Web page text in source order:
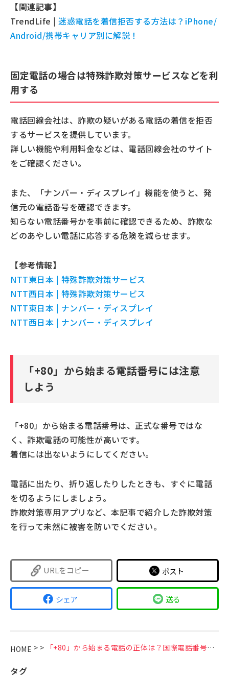
【関連記事】
TrendLife | 迷惑電話を着信拒否する方法は？iPhone/
Android/携帯キャリア別に解説！
固定電話の場合は特殊詐欺対策サービスなどを利
用する
電話回線会社は、詐欺の疑いがある電話の着信を拒否
するサービスを提供しています。
詳しい機能や利用料金などは、電話回線会社のサイト
をご確認ください。
また、「ナンバー・ディスプレイ」機能を使うと、発
信元の電話番号を確認できます。
知らない電話番号かを事前に確認できるため、詐欺な
どのあやしい電話に応答する危険を減らせます。
【参考情報】
NTT東日本 | 特殊詐欺対策サービス
NTT西日本 | 特殊詐欺対策サービス
NTT東日本 | ナンバー・ディスプレイ
NTT西日本 | ナンバー・ディスプレイ
「+80」から始まる電話番号には注意
しよう
「+80」から始まる電話番号は、正式な番号ではな
く、詐欺電話の可能性が高いです。
着信には出ないようにしてください。
電話に出たり、折り返したりしたときも、すぐに電話
を切るようにしましょう。
詐欺対策専用アプリなど、本記事で紹介した詐欺対策
を行って未然に被害を防いでください。
URLをコピー ポスト
シェア 送る
HOME > > 「+80」から始まる電話の正体は？国際電話番号を悪用した詐欺が増加中
タグ